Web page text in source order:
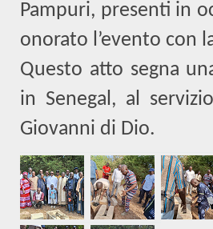
Pampuri, presenti in
onorato l’evento con
Questo atto segna
in Senegal, al
Giovanni di Dio.